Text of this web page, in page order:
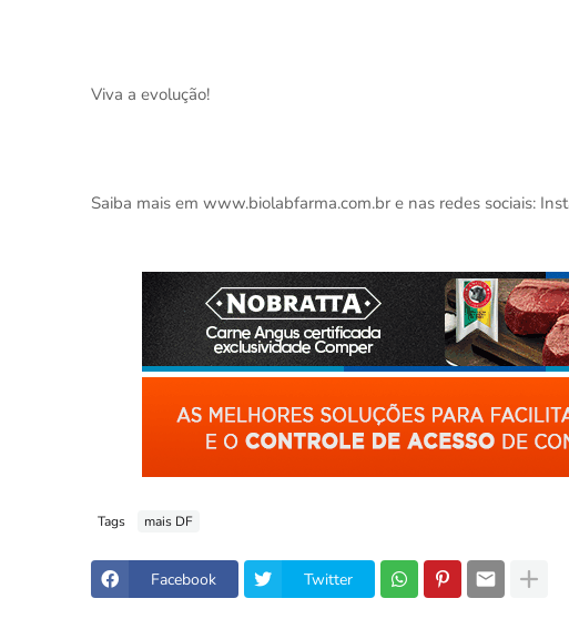
Viva a evolução!
Saiba mais em www.biolabfarma.com.br e nas redes sociais:
Tags mais DF
Facebook Twitter